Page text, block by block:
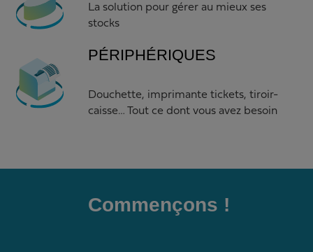
La solution pour gérer au mieux ses
stocks
PÉRIPHÉRIQUES
Douchette, imprimante tickets, tiroir-
caisse… Tout ce dont vous avez besoin
Commençons !